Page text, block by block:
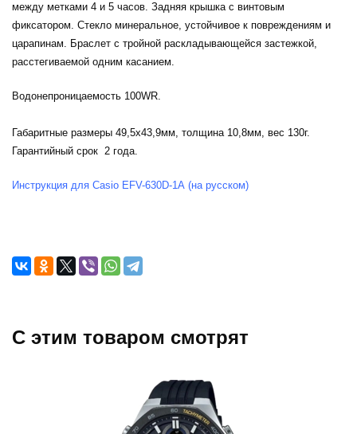
между метками 4 и 5 часов. Задняя крышка с винтовым
фиксатором. Стекло минеральное, устойчивое к повреждениям и
царапинам. Браслет с тройной раскладывающейся застежкой,
расстегиваемой одним касанием.
Водонепроницаемость 100WR.
Габаритные размеры 49,5x43,9мм, толщина 10,8мм, вес 130г.
Гарантийный срок 2 года.
Инструкция для Casio EFV-630D-1A (на русском)
C этим товаром смотрят